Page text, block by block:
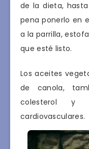
de la dieta,
pena ponerlo en
a la parrilla,
que esté listo.
Los aceites
de canola,
colesterol y
cardiovasculares.